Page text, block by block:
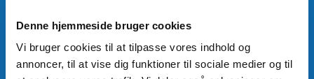
Denne hjemmeside bruger cookies
Vi bruger cookies til at tilpasse vores indhold og
annoncer, til at vise dig funktioner til sociale medier og til
batteri-udskiftning på alle Apple-enheder såvel